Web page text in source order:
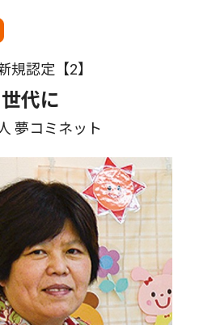
規認定【2】
代に
夢コミネット